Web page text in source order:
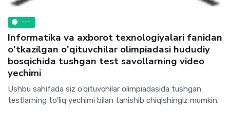
---
Informatika va axborot texnologiyalari fanidan
o'tkazilgan o'qituvchilar olimpiadasi hududiy
bosqichida tushgan test savollarning video
yechimi
Ushbu sahifada siz o'qituvchilar olimpiadasida tushgan
testlarning to'liq yechimi bilan tanishib chiqishingiz mumkin.